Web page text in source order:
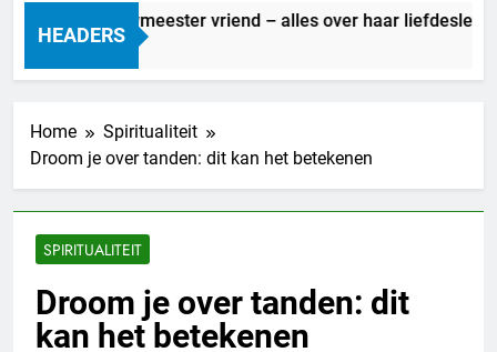
HEADERS
Marit Bouwmeester vriend – alles over haar liefdesleven
6 Uur Geleden
Home
Spiritualiteit
Droom je over tanden­: dit kan het betekenen
SPIRITUALITEIT
Droom je over tanden­: dit
kan het betekenen